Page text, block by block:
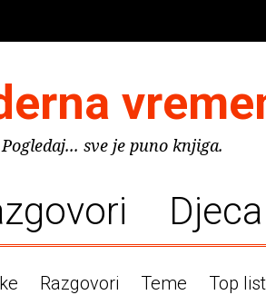
Pogledaj... sve je puno knjiga.
Djeca
Razgovori Teme Top